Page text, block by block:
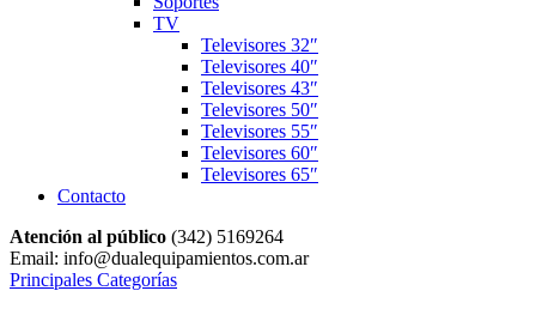
TV
Televisores 32″
Televisores 40″
Televisores 43″
Televisores 50″
Televisores 55″
Televisores 60″
Televisores 65″
Contacto
Atención al público (342) 5169264
Email: info@dualequipamientos.com.ar
Principales Categorías